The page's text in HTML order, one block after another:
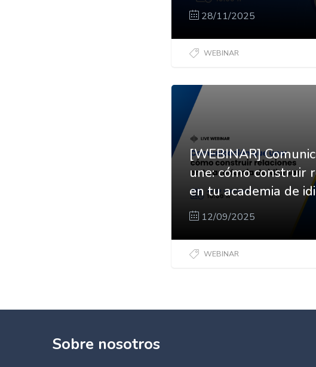
28/11/2025
WEBINAR
[WEBINAR]
une: cómo construir
en tu academia de
12/09/2025
WEBINAR
Sobre nosotros